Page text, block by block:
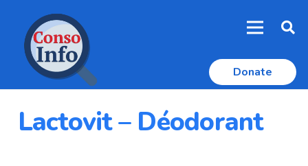
Donate
Lactovit – Déodorant